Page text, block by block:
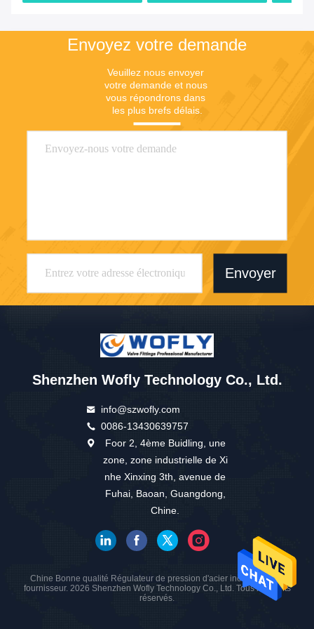
d'olive
Envoyez votre demande
Veuillez nous envoyer
votre demande et nous
vous répondrons dans
les plus brefs délais.
Envoyer
Shenzhen Wofly Technology Co., Ltd.
info@szwofly.com
0086-13430639757
Foor 2, 4ème Buidling, une
zone, zone industrielle de Xi
nhe Xinxing 3th, avenue de
Fuhai, Baoan, Guangdong,
Chine.
Chine Bonne qualité Régulateur de pression d'acier inoxydable Le
fournisseur. 2026 Shenzhen Wofly Technology Co., Ltd. Tous les droits
réservés.